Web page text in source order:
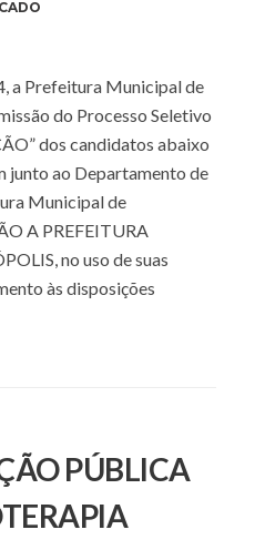
a Prefeitura Municipal de
do Processo Seletivo
dos candidatos abaixo
junto ao Departamento de
Municipal de
A PREFEITURA
no uso de suas
às disposições
PÚBLICA